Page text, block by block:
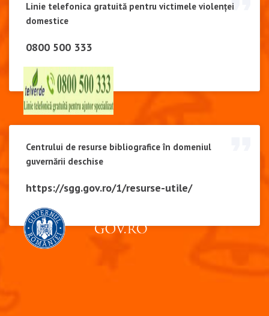
Linie telefonica gratuită pentru victimele violenței
domestice
0800 500 333
Centrului de resurse bibliografice în domeniul
guvernării deschise
https://sgg.gov.ro/1/resurse-utile/